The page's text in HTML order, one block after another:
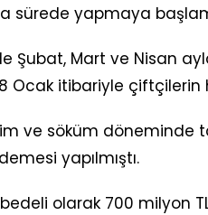
sürede yapmaya
Şubat, Mart ve Nisan
Ocak itibariyle çiftçilerin
ve söküm döneminde
yapılmıştı.
olarak 700 milyon